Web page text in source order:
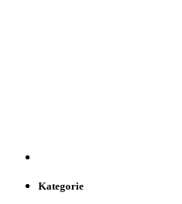
Kategorie